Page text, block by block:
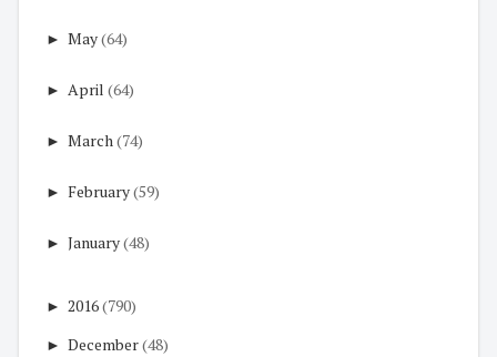
► May(64)
► April (64)
► March(74)
► February(59)
► January(48)
► 2016(790)
► December(48)